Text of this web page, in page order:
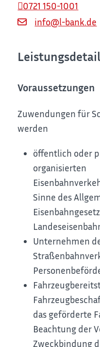
0721 150-1001
info@l-bank.de
Voraussetzungen
Zuwendungen für
werden
öffentlich oder
organisierten
Sinne des
Unternehmen
das geförderte
Beachtung der
Zweckbindung